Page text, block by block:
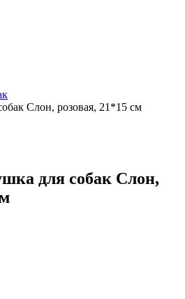
Слон, розовая, 21*15 см
для собак Слон,